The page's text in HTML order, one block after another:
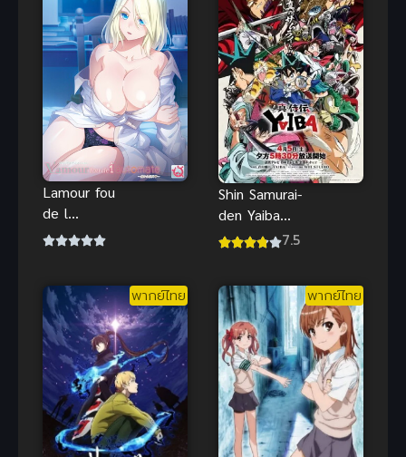
Lamour fou
de l
automate
ลูบคลำส่วนที่
นูนออกมาอีก
ส่วนหนึ่งจาก
Shin Samurai-
den Yaiba
ไยบะ เจ้าหนู
7.5
พากย์ไทย พากย์ไทย